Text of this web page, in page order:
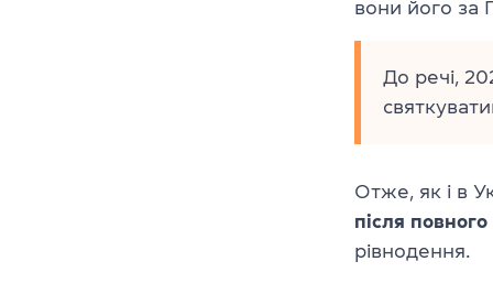
вони його за
До речі,
Отже, як і в
після
рівнодення.